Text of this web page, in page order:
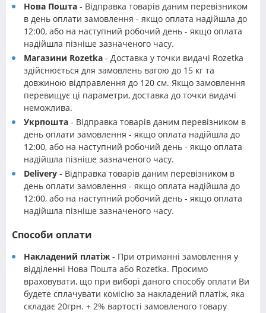
Нова Пошта - Відправка товарів даним перевізником
в день оплати замовлення - якщо оплата надійшла до
12:00, або на наступний робочий день - якщо оплата
надійшла пізніше зазначеного часу.
Магазини Rozetka - Доставка у точки видачі Rozetka
здійснюється для замовлень вагою до 15 кг та
довжиною відправлення до 120 см. Якщо замовлення
перевищує ці параметри, доставка до точки видачі
неможлива.
Укрпошта - Відправка товарів даним перевізником в
день оплати замовлення - якщо оплата надійшла до
12:00, або на наступний робочий день - якщо оплата
надійшла пізніше зазначеного часу.
Delivery - Відправка товарів даним перевізником в
день оплати замовлення - якщо оплата надійшла до
12:00, або на наступний робочий день - якщо оплата
надійшла пізніше зазначеного часу.
Способи оплати
Накладений платіж - При отриманні замовлення у
відділенні Нова Пошта або Rozetka. Просимо
враховувати, що при виборі даного способу оплати Ви
будете сплачувати комісію за накладений платіж, яка
складає 20грн. + 2% вартості замовленого товару